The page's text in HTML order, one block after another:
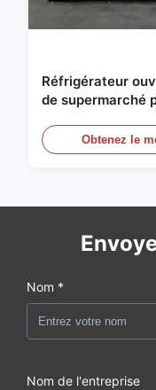
Réfrigérateur
de supermarché
LED
Obtenez le
Nom *
Nom de l'entreprise